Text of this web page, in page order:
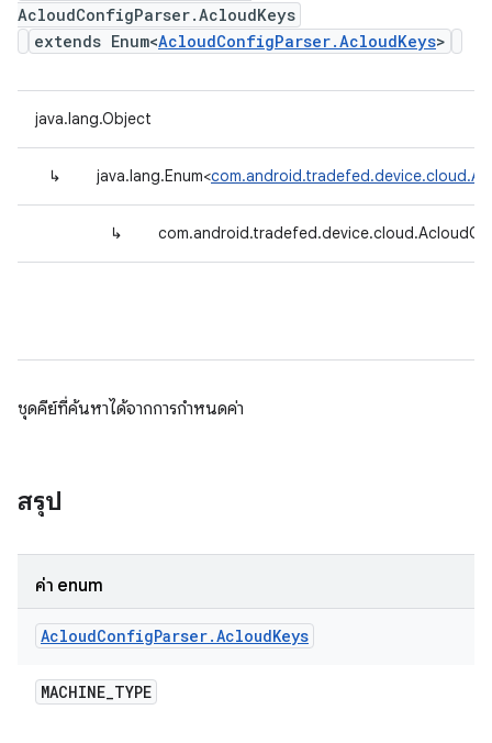
AcloudConfigParser.AcloudKeys
extends Enum<AcloudConfigParser.AcloudKeys>
java.lang.Object
↳ java.lang.Enum<
↳
ชุดคีย์ที่ค้นหาได้จากการกำหนดค่า
สรุป
ค่า enum
AcloudConfigParser.AcloudKeys
MACHINE_TYPE